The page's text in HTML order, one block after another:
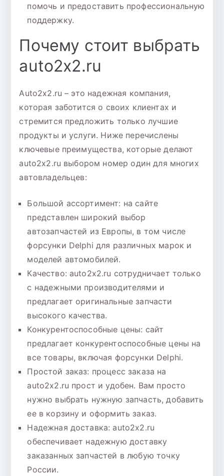
помочь и предоставить профессиональную
поддержку.
Почему стоит выбрать
auto2x2.ru
Auto2x2.ru – это надежная компания,
которая заботится о своих клиентах и
стремится предложить только лучшие
продукты и услуги. Ниже перечислены
ключевые преимущества, которые делают
auto2x2.ru выбором номер один для многих
автовладельцев:
Большой ассортимент: на сайте
представлен широкий выбор
автозапчастей из Европы, в том числе
форсунки Delphi для различных марок и
моделей автомобилей.
Качество: auto2x2.ru сотрудничает только
с надежными производителями и
предлагает оригинальные запчасти
высокого качества.
Конкурентоспособные цены: сайт
предлагает конкурентоспособные цены на
все товары, включая форсунки Delphi.
Простой заказ: процесс заказа на
auto2x2.ru прост и удобен. Вам просто
нужно выбрать нужную запчасть, добавить
ее в корзину и оформить заказ.
Надежная доставка: auto2x2.ru
обеспечивает надежную доставку
заказанных запчастей в любую точку
России.